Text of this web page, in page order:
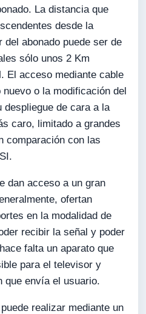
La distancia que
desde la
del abonado puede ser de
sólo unos 2 Km
El acceso mediante cable
o la modificación del
de cara a la
caro, limitado a grandes
comparación con las
dan acceso a un gran
ofertan
en la modalidad de
recibir la señal y poder
falta un aparato que
para el televisor y
que envía el usuario.
realizar mediante un